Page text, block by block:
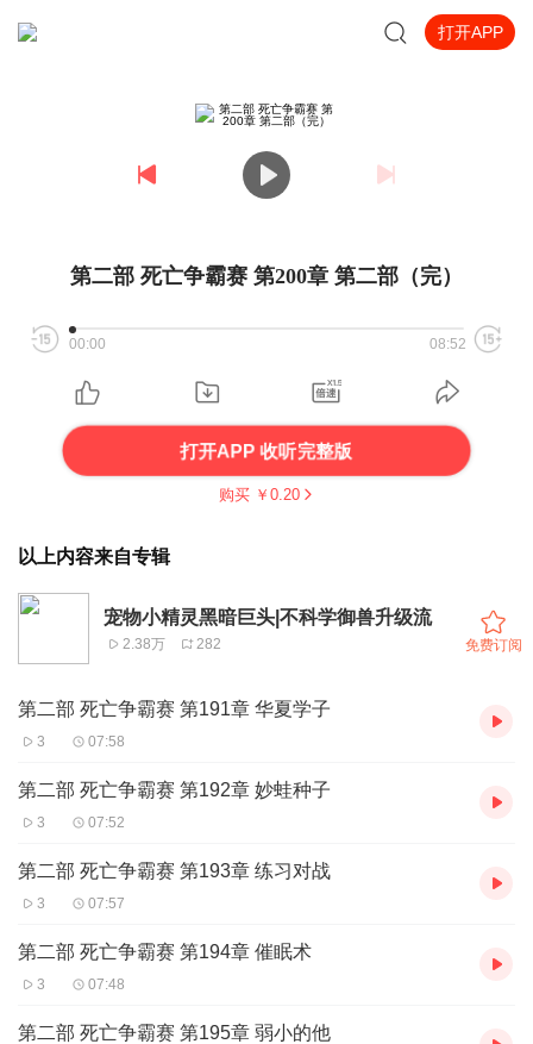
打开APP
第二部 死亡争霸赛 第200章 第二部（完）
00:00 08:52
打开APP 收听完整版
购买 ￥ 0.20
以上内容来自专辑
宠物小精灵黑暗巨头|不科学御兽升级流
2.38万 282 免费订阅
第二部 死亡争霸赛 第191章 华夏学子
3 07:58
第二部 死亡争霸赛 第192章 妙蛙种子
3 07:52
第二部 死亡争霸赛 第193章 练习对战
3 07:57
第二部 死亡争霸赛 第194章 催眠术
3 07:48
第二部 死亡争霸赛 第195章 弱小的他